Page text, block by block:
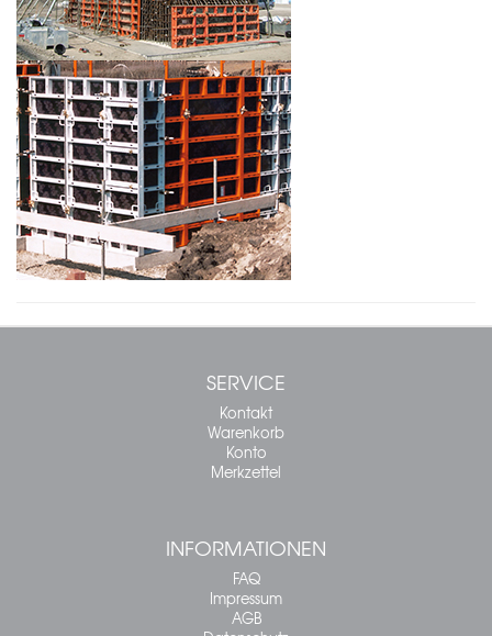
SERVICE
Kontakt
Warenkorb
Konto
Merkzettel
INFORMATIONEN
FAQ
Impressum
AGB